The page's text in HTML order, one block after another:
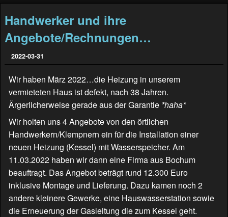
Handwerker und ihre
Angebote/Rechnungen…
2022-03-31
Wir haben März 2022…die Heizung in unserem
vermieteten Haus ist defekt, nach 38 Jahren.
Ärgerlicherweise gerade aus der Garantie *haha*
Wir holten uns 4 Angebote von den örtlichen
Handwerkern/Klempnern ein für die Installation einer
neuen Heizung (Kessel) mit Wasserspeicher. Am
11.03.2022 haben wir dann eine Firma aus Bochum
beauftragt. Das Angebot beträgt rund 12.300 Euro
inklusive Montage und Lieferung. Dazu kamen noch 2
andere kleinere Gewerke, eine Hauswasserstation sowie
die Erneuerung der Gasleitung die zum Kessel geht.